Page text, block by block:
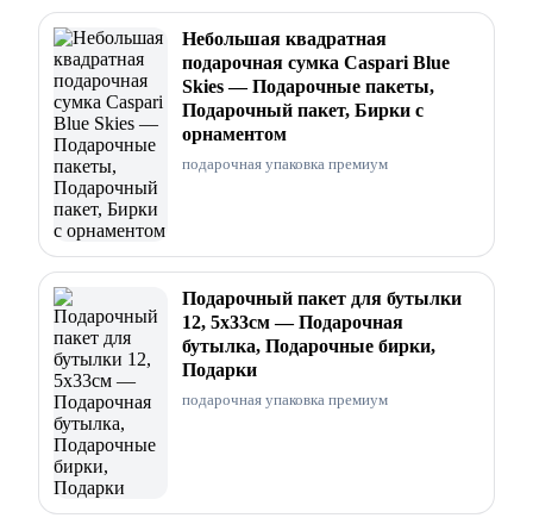
Небольшая квадратная
подарочная сумка Caspari Blue
Skies — Подарочные пакеты,
Подарочный пакет, Бирки с
орнаментом
подарочная упаковка премиум
Подарочный пакет для бутылки
12, 5x33см — Подарочная
бутылка, Подарочные бирки,
Подарки
подарочная упаковка премиум